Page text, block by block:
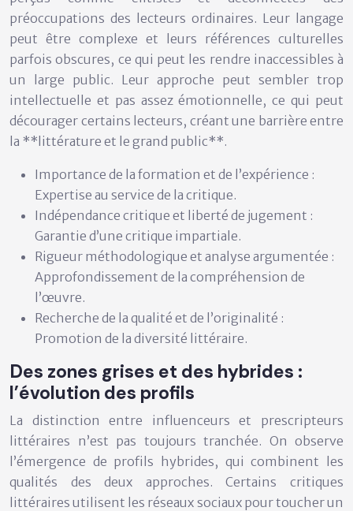
préoccupations des lecteurs ordinaires. Leur langage
peut être complexe et leurs références culturelles
parfois obscures, ce qui peut les rendre inaccessibles à
un large public. Leur approche peut sembler trop
intellectuelle et pas assez émotionnelle, ce qui peut
décourager certains lecteurs, créant une barrière entre
la **littérature et le grand public**.
Importance de la formation et de l’expérience :
Expertise au service de la critique.
Indépendance critique et liberté de jugement :
Garantie d’une critique impartiale.
Rigueur méthodologique et analyse argumentée :
Approfondissement de la compréhension de
l’œuvre.
Recherche de la qualité et de l’originalité :
Promotion de la diversité littéraire.
Des zones grises et des hybrides :
l’évolution des profils
La distinction entre influenceurs et prescripteurs
littéraires n’est pas toujours tranchée. On observe
l’émergence de profils hybrides, qui combinent les
qualités des deux approches. Certains critiques
littéraires utilisent les réseaux sociaux pour toucher un